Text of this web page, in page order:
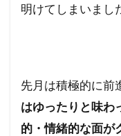
明けてしまいまし
先月は積極的に前
はゆったりと味わ
的・情緒的な面が